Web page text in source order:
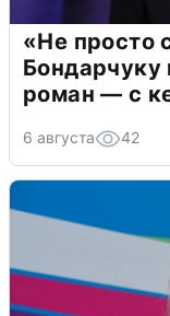
«Не просто
роман — с
6 августа 42